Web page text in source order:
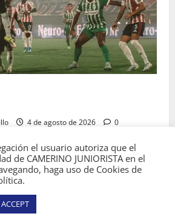
4 de agosto de 2026 0
los derechos reservados
|MoreNews
el usuario autoriza que el
de CAMERINO JUNIORISTA en el
haga uso de Cookies de
ACCEPT